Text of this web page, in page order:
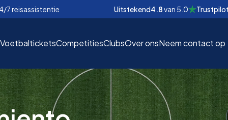
7 reisassistentie Uitstekend4.8van 5.0 Trustpilot
VoetbalticketsCompetitiesClubsOver onsNeem contact op